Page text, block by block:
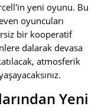
yeni oyunu. Bu
oyuncuları
bir kooperatif
dalarak devasa
atmosferik
Yeni